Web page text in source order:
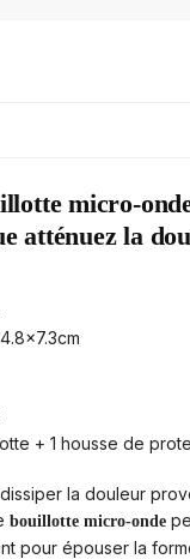
micro-
atténuez la
+ 1 housse de
la douleur
bouillotte micro-onde
pour épouser la